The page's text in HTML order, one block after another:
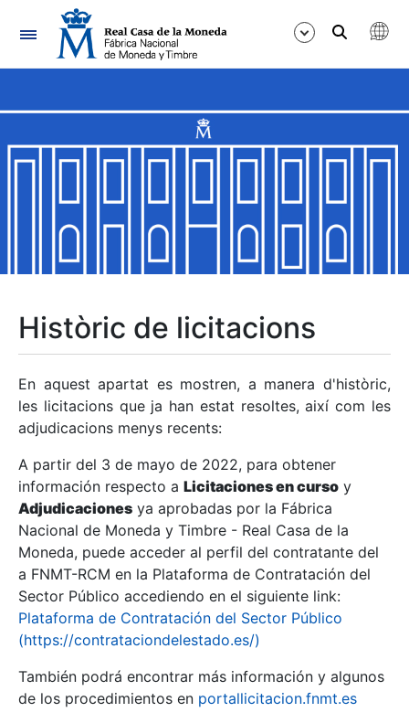
Navegació
Mostra/Amaga
Mostra/Amaga
Mostra/Amaga
Mostra/Amaga
Mostra/Amaga
Històric de licitacions
En aquest apartat es mostren, a manera d'històric,
les licitacions que ja han estat resoltes, així com les
adjudicacions menys recents:
A partir del 3 de mayo de 2022, para obtener
información respecto a Licitaciones en curso y
Adjudicaciones ya aprobadas por la Fábrica
Nacional de Moneda y Timbre - Real Casa de la
Moneda, puede acceder al perfil del contratante del
a FNMT-RCM en la Plataforma de Contratación del
Sector Público accediendo en el siguiente link:
Plataforma de Contratación del Sector Público
(https://contrataciondelestado.es/)
También podrá encontrar más información y algunos
de los procedimientos en portallicitacion.fnmt.es